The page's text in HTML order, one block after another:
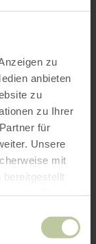
zu
anbieten
zu
zu Ihrer
für
Unsere
mit
bereitgestellt